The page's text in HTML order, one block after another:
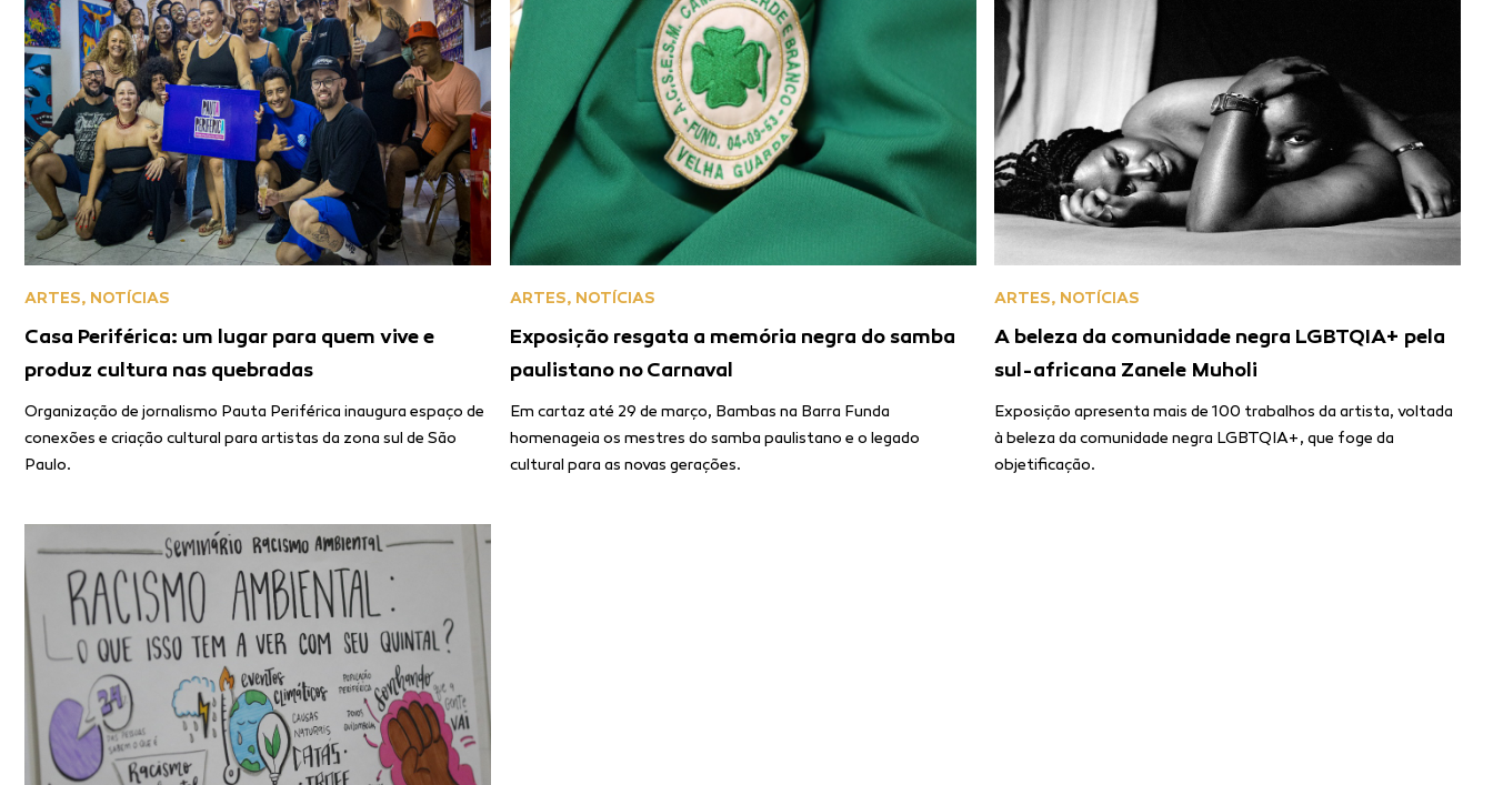
ARTES, NOTÍCIAS
Casa Periférica: um lugar para quem vive e
produz cultura nas quebradas
Organização de jornalismo Pauta Periférica inaugura espaço de
conexões e criação cultural para artistas da zona sul de São
Paulo.
ARTES, NOTÍCIAS
Exposição resgata a memória negra do samba
paulistano no Carnaval
Em cartaz até 29 de março, Bambas na Barra Funda
homenageia os mestres do samba paulistano e o legado
cultural para as novas gerações.
ARTES, NOTÍCIAS
A beleza da comunidade negra LGBTQIA+ pela
sul-africana Zanele Muholi
Exposição apresenta mais de 100 trabalhos da artista, voltada
à beleza da comunidade negra LGBTQIA+, que foge da
objetificação.